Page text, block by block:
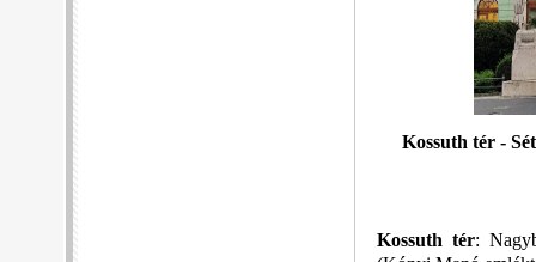
Kossuth tér -
Kossuth tér: